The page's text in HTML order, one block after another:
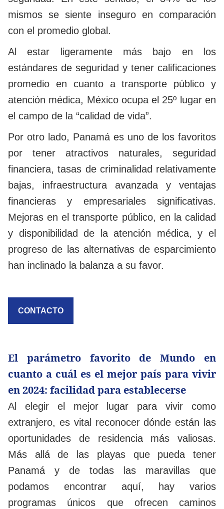
mismos se siente inseguro en comparación
con el promedio global.
Al estar ligeramente más bajo en los
estándares de seguridad y tener calificaciones
promedio en cuanto a transporte público y
atención médica, México ocupa el 25º lugar en
el campo de la “calidad de vida”.
Por otro lado, Panamá es uno de los favoritos
por tener atractivos naturales, seguridad
financiera, tasas de criminalidad relativamente
bajas, infraestructura avanzada y ventajas
financieras y empresariales significativas.
Mejoras en el transporte público, en la calidad
y disponibilidad de la atención médica, y el
progreso de las alternativas de esparcimiento
han inclinado la balanza a su favor.
CONTACTO
El parámetro favorito de Mundo en
cuanto a cuál es el mejor país para vivir
en 2024: facilidad para establecerse
Al elegir el mejor lugar para vivir como
extranjero, es vital reconocer dónde están las
oportunidades de residencia más valiosas.
Más allá de las playas que pueda tener
Panamá y de todas las maravillas que
podamos encontrar aquí, hay varios
programas únicos que ofrecen caminos